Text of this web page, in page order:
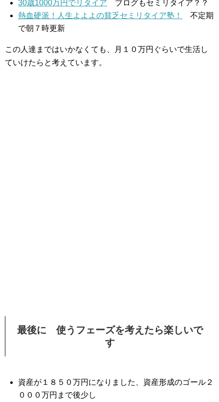
30歳1000万円でリタイア ブログもセミリタイア？？
熱血硬派！人生よよよの貧乏セミリタイア塾！
不定期
で朝７時更新
この人達まではいかなくても、月１０万円ぐらいで生活し
ていけたらと考えています。
最後に 使うフェーズを考えたら楽しいで
す
資産が１８５０万円になりました、資産形成のゴール２
０００万円まで後少し